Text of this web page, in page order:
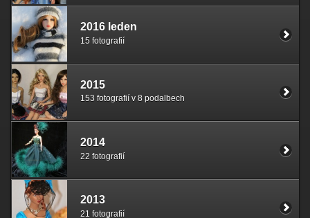
2016 leden
15 fotografií
2015
153 fotografií v 8 podalbech
2014
22 fotografií
2013
21 fotografií